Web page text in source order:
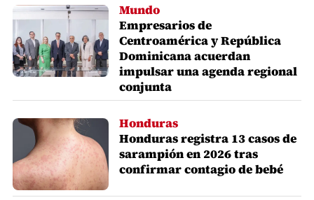
Mundo
Empresarios de
Centroamérica y República
Dominicana acuerdan
impulsar una agenda regional
conjunta
Honduras
Honduras registra 13 casos de
sarampión en 2026 tras
confirmar contagio de bebé